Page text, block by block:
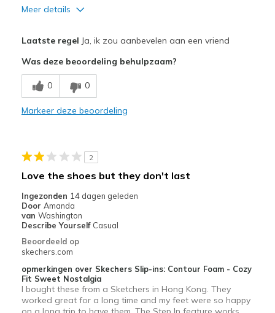
Meer details
Breathe Well
Comfortable
Going Out
Sizing
Feels true to size
View On Shoes
Shoes are for Wearing
Laatste regel Ja, ik zou aanbevelen aan een vriend
Was deze beoordeling behulpzaam?
0 0
Markeer deze beoordeling
2
Love the shoes but they don't last
Ingezonden 14 dagen geleden
Door Amanda
van Washington
Describe Yourself Casual
Beoordeeld op
skechers.com
opmerkingen over Skechers Slip-ins: Contour Foam - Cozy
Fit Sweet Nostalgia
I bought these from a Sketchers in Hong Kong. They
worked great for a long time and my feet were so happy